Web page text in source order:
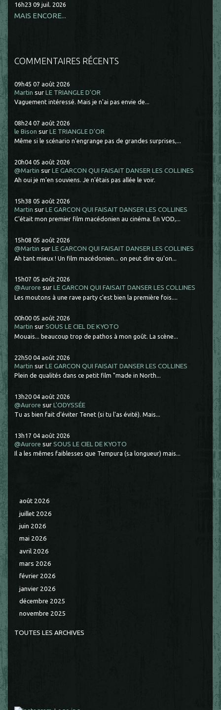
16h23 09 juil. 2026
MAIS ENCORE...
COMMENTAIRES RÉCENTS
09h45 07 août 2026
Martin surLE TRIANGLE D'OR
Vaguement intéressé. Mais je n'ai pas envie de...
08h24 07 août 2026
le Bison surLE TRIANGLE D'OR
Même si le scénario n'engrange pas de grandes surprises,...
20h04 05 août 2026
@Martin surLE GARCON QUI FAISAIT DANSER LES COLLINES
Ah oui je m'en souviens. Je n'étais pas allée le voir.
15h38 05 août 2026
Martin surLE GARCON QUI FAISAIT DANSER LES COLLINES
C'était mon premier film macédonien au cinéma. En VOD,...
15h08 05 août 2026
@Martin surLE GARCON QUI FAISAIT DANSER LES COLLINES
Ah tant mieux ! Un film macédonien... on peut dire qu'on...
15h07 05 août 2026
@Aurore surLE GARCON QUI FAISAIT DANSER LES COLLINES
Les moutons à une rave party c'est bien la première fois....
00h00 05 août 2026
Martin surSOUS LE CIEL DE KYOTO
Mouais... beaucoup trop de pathos à mon goût. La scène...
22h50 04 août 2026
Martin surLE GARCON QUI FAISAIT DANSER LES COLLINES
Plein de qualités dans ce petit film "made in North...
13h20 04 août 2026
@Aurore surL'ODYSSÉE
Tu as bien fait d'éviter Tenet (si tu l'as évité). Mais...
13h17 04 août 2026
@Aurore surSOUS LE CIEL DE KYOTO
Il a les mêmes faiblesses que Tempura (sa longueur) mais...
août 2026
juillet 2026
juin 2026
mai 2026
avril 2026
mars 2026
février 2026
janvier 2026
décembre 2025
novembre 2025
TOUTES LES ARCHIVES